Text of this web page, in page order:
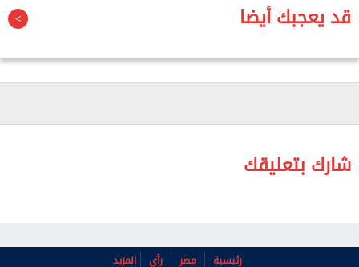
وأوضح سالم أن حفرية التيروسور استخرجت من صخور
الواحات البحرية، وهي صخور تتبع تكوينا صخريا يعرف
باسم تكوين البحرية، مشيرا إلى أنها صخور رسوبية
وأشار إلى أن صخور تكوين البحرية جرى تأريخها باستخدام
للصخور».
قد يعجبك أيضا
شارك بتعليقك
رئيسية مصر رأي المزيد